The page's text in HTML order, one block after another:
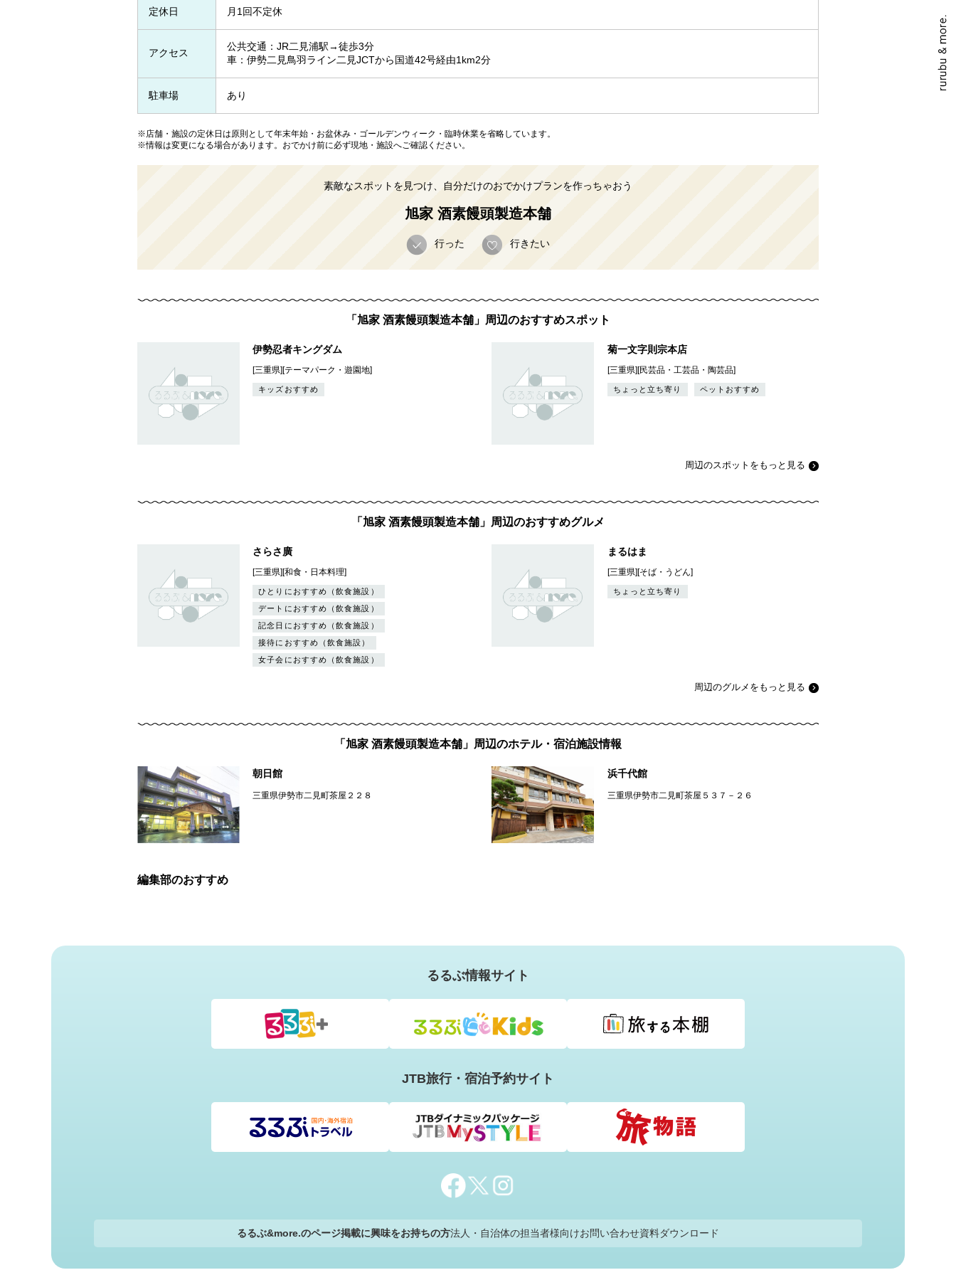
定休日 月1回不定休
アクセス
公共交通：JR二見浦駅→徒歩3分
車：伊勢二見鳥羽ライン二見JCTから国道42号経由1km2分
駐車場 あり
※店舗・施設の定休日は原則として年末年始・お盆休み・ゴールデンウィーク・臨時休業を省略しています。
※情報は変更になる場合があります。おでかけ前に必ず現地・施設へご確認ください。
素敵なスポットを見つけ、自分だけのおでかけプランを作っちゃおう
旭家 酒素饅頭製造本舗
行った 行きたい
「旭家 酒素饅頭製造本舗」周辺のおすすめスポット
伊勢忍者キングダム
[三重県][テーマパーク・遊園地]
キッズおすすめ
菊一文字則宗本店
[三重県][民芸品・工芸品・陶芸品]
ちょっと立ち寄り ペットおすすめ
周辺のスポットをもっと見る
「旭家 酒素饅頭製造本舗」周辺のおすすめグルメ
さらさ廣
[三重県][和食・日本料理]
ひとりにおすすめ（飲食施設）
デートにおすすめ（飲食施設）
記念日におすすめ（飲食施設）
接待におすすめ（飲食施設）
女子会におすすめ（飲食施設）
まるはま
[三重県][そば・うどん]
ちょっと立ち寄り
周辺のグルメをもっと見る
「旭家 酒素饅頭製造本舗」周辺のホテル・宿泊施設情報
朝日館
三重県伊勢市二見町茶屋２２８
浜千代館
三重県伊勢市二見町茶屋５３７－２６
編集部のおすすめ
るるぶ情報サイト
JTB旅行・宿泊予約サイト
るるぶ&more.のページ掲載に興味をお持ちの方法人・自治体の担当者様向けお問い合わせ資料ダウンロード